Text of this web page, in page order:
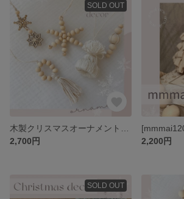
SOLD OUT
2,700円
2,200円
SOLD OUT